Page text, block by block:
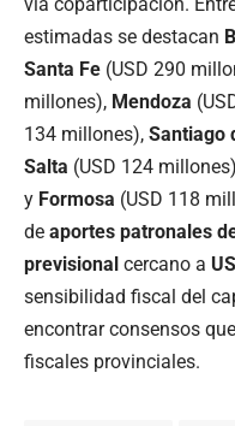
estimadas se destacan
Santa Fe (USD 290
millones), Mendoza
134 millones), Santiago
Salta (USD 124
y Formosa (USD 118
de aportes patronales
previsional cercano a
sensibilidad fiscal del
encontrar consensos
fiscales provinciales.